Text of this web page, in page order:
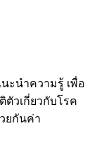
ะนำความรู้ เพื่อ
วเกี่ยวกับโรค
ยกันค่า